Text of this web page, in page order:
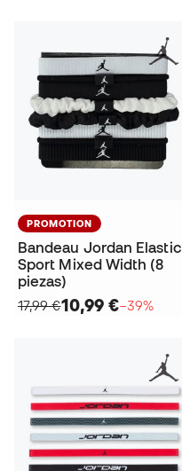
PROMOTION
Bandeau Jordan Elastic
Sport Mixed Width (8
piezas)
17,99 €10,99 €−39%